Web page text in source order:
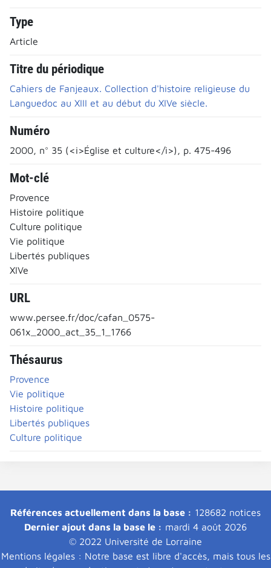
Type
Article
Titre du périodique
Cahiers de Fanjeaux. Collection d'histoire religieuse du
Languedoc au XIII et au début du XIVe siècle.
Numéro
2000, n° 35 (<i>Église et culture</i>), p. 475-496
Mot-clé
Provence
Histoire politique
Culture politique
Vie politique
Libertés publiques
XIVe
URL
www.persee.fr/doc/cafan_0575-
061x_2000_act_35_1_1766
Thésaurus
Provence
Vie politique
Histoire politique
Libertés publiques
Culture politique
Références actuellement dans la base : 128682 notices
Dernier ajout dans la base le : mardi 4 août 2026
© 2022 Université de Lorraine
Mentions légales : Notre base est libre d'accès, mais tous les